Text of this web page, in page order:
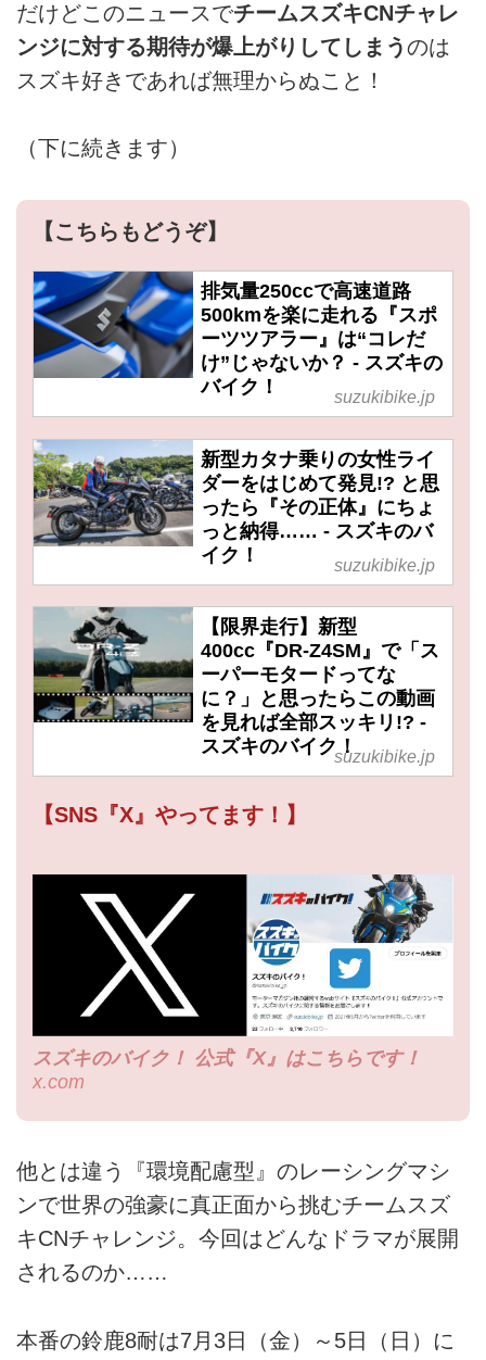
だけどこのニュースでチームスズキCNチャレ
ンジに対する期待が爆上がりしてしまうのは
スズキ好きであれば無理からぬこと！
（下に続きます）
【こちらもどうぞ】
排気量250ccで高速道路
500kmを楽に走れる『スポ
ーツツアラー』は“コレだ
け”じゃないか？ - スズキの
バイク！
suzukibike.jp
新型カタナ乗りの女性ライ
ダーをはじめて発見!? と思
ったら『その正体』にちょ
っと納得…… - スズキのバ
イク！
suzukibike.jp
【限界走行】新型
400cc『DR-Z4SM』で「ス
ーパーモタードってな
に？」と思ったらこの動画
を見れば全部スッキリ!? -
スズキのバイク！suzukibike.jp
【SNS『X』やってます！】
スズキのバイク！ 公式『X』はこちらです！
x.com
他とは違う『環境配慮型』のレーシングマシ
ンで世界の強豪に真正面から挑むチームスズ
キCNチャレンジ。今回はどんなドラマが展開
されるのか……
本番の鈴鹿8耐は7月3日（金）～5日（日）に